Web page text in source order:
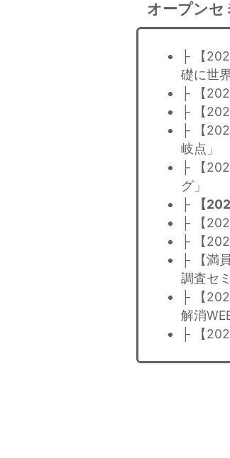
オープンセ
├ 【
礎に世
├ 【
├ 【
├ 【
岐点」
├ 【
グ」
├
【
├ 【
├ 【
├ 【満
調査セ
├ 【
解消
├ 【